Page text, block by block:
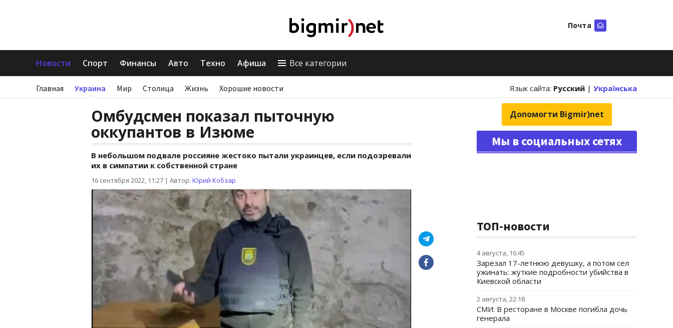
Почта
Новости Спорт Финансы Авто Техно Афиша Все категории
Главная Украина Мир Столица Жизнь Хорошие новости Язык сайта: Русский | Українська
Омбудсмен показал пыточную
оккупантов в Изюме
В небольшом подвале россияне жестоко пытали украинцев, если подозревали
их в симпатии к собственной стране
16 сентября 2022, 11:27 | Автор: Юрий Кобзар
Допомогти Bigmir)net
Мы в социальных сетях
ТОП-новости
4 августа, 16:45
Зарезал 17-летнюю девушку, а потом сел
ужинать: жуткие подробности убийства в
Киевской области
2 августа, 22:18
СМИ: В ресторане в Москве погибла дочь
генерала